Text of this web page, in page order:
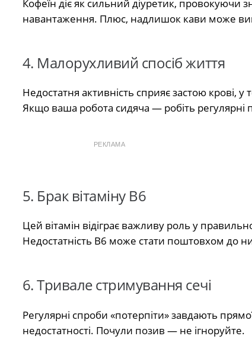
Кофеїн діє як сильний діуретик,
навантаження. Плюс, надлишок кави може
4. Малорухливий спосіб життя
Недостатня активність сприяє застою крові,
Якщо ваша робота сидяча — робіть регулярні
РЕКЛАМА
5. Брак вітаміну B6
Цей вітамін відіграє важливу роль у
Недостатність B6 може стати поштовхом до
6. Тривале стримування сечі
Регулярні спроби «потерпіти» завдають
недостатності. Почули позив — не ігноруйте.